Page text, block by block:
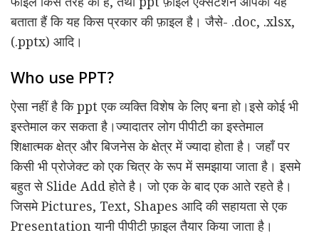
बताता हैं कि यह किस प्रकार की फ़ाइल है। जैसे- .doc, .xlsx,
(.pptx) आदि।
Who use PPT?
ऐसा नहीं है कि ppt एक व्यक्ति विशेष के लिए बना हो।इसे कोई भी
इस्तेमाल कर सकता है।ज्यादातर लोग पीपीटी का इस्तेमाल
शिक्षात्मक क्षेत्र और बिजनेस के क्षेत्र में ज्यादा होता है। जहाँ पर
किसी भी प्रोजेक्ट को एक चित्र के रूप में समझाया जाता है। इसमे
बहुत से Slide Add होते है। जो एक के बाद एक आते रहते है।
जिसमे Pictures, Text, Shapes आदि की सहायता से एक
Presentation यानी पीपीटी फ़ाइल तैयार किया जाता है।